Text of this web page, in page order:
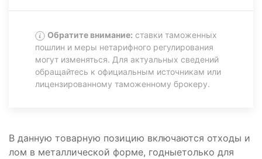
Обратите внимание: ставки таможенных
пошлин и меры нетарифного регулирования
могут изменяться. Для актуальных сведений
обращайтесь к официальным источникам или
лицензированному таможенному брокеру.
В данную товарную позицию включаются отходы и
лом в металлической форме, годныетолько для